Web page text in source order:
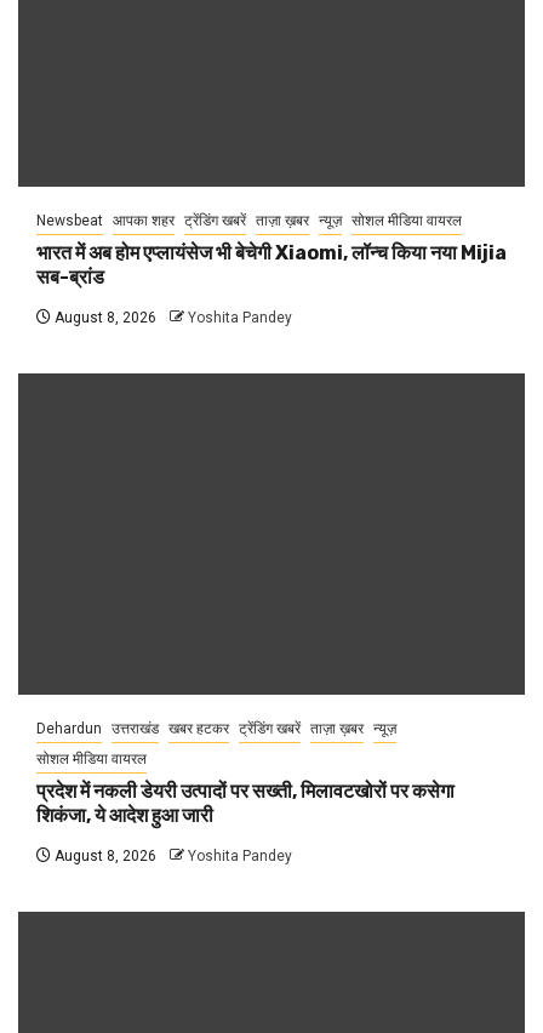
Newsbeat आपका शहर ट्रेंडिंग खबरें ताज़ा ख़बर न्यूज़ सोशल मीडिया वायरल
भारत में अब होम एप्लायंसेज भी बेचेगी Xiaomi, लॉन्च किया नया Mijia
सब-ब्रांड
August 8, 2026 Yoshita Pandey
Dehardun उत्तराखंड खबर हटकर ट्रेंडिंग खबरें ताज़ा ख़बर न्यूज़
सोशल मीडिया वायरल
प्रदेश में नकली डेयरी उत्पादों पर सख्ती, मिलावटखोरों पर कसेगा
शिकंजा, ये आदेश हुआ जारी
August 8, 2026 Yoshita Pandey